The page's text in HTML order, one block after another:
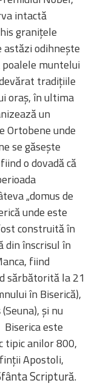
intactă
granițele
astăzi odihnește
poalele muntelui
tradițiile
oraș, în ultima
un
Ortobene unde
se găsește
o dovadă că
„domus de
unde este
construită în
din înscrisul în
fiind
sărbătorită la 21
în Biserică),
și nu
Biserica este
tipic anilor 800,
Apostoli,
Scriptură.